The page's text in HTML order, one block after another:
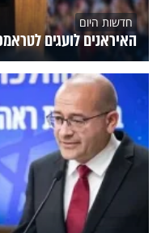
חדשות היום
האיראנים לועגים